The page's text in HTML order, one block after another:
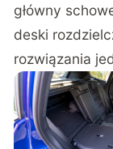
główny
deski
rozwiązania